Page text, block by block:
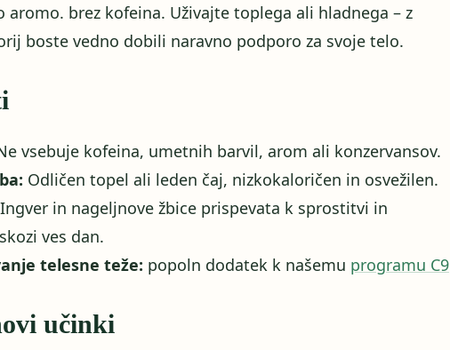
aromo. brez kofeina. Uživajte toplega ali hladnega – z
boste vedno dobili naravno podporo za svoje telo.
vsebuje kofeina, umetnih barvil, arom ali konzervansov.
Odličen topel ali leden čaj, nizkokaloričen in osvežilen.
Ingver in nageljnove žbice prispevata k sprostitvi in ​​
ves dan.
telesne teže: popoln dodatek k našemu programu C9
učinki